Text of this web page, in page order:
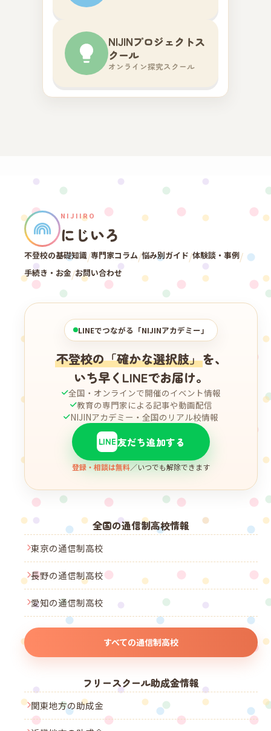
NIJINプロジェクトス
クール
オンライン探究スクール
NIJIIRO
にじいろ
不登校の基礎知識/専門家コラム/悩み別ガイド/体験談・事例/
手続き・お金/お問い合わせ
LINEでつながる「NIJINアカデミー」
不登校の「確かな選択肢」を、
いち早くLINEでお届け。
全国・オンラインで開催のイベント情報
教育の専門家による記事や動画配信
NIJINアカデミー・全国のリアル校情報
LINE 友だち追加する
登録・相談は無料／いつでも解除できます
全国の通信制高校情報
東京の通信制高校
長野の通信制高校
愛知の通信制高校
すべての通信制高校
フリースクール助成金情報
関東地方の助成金